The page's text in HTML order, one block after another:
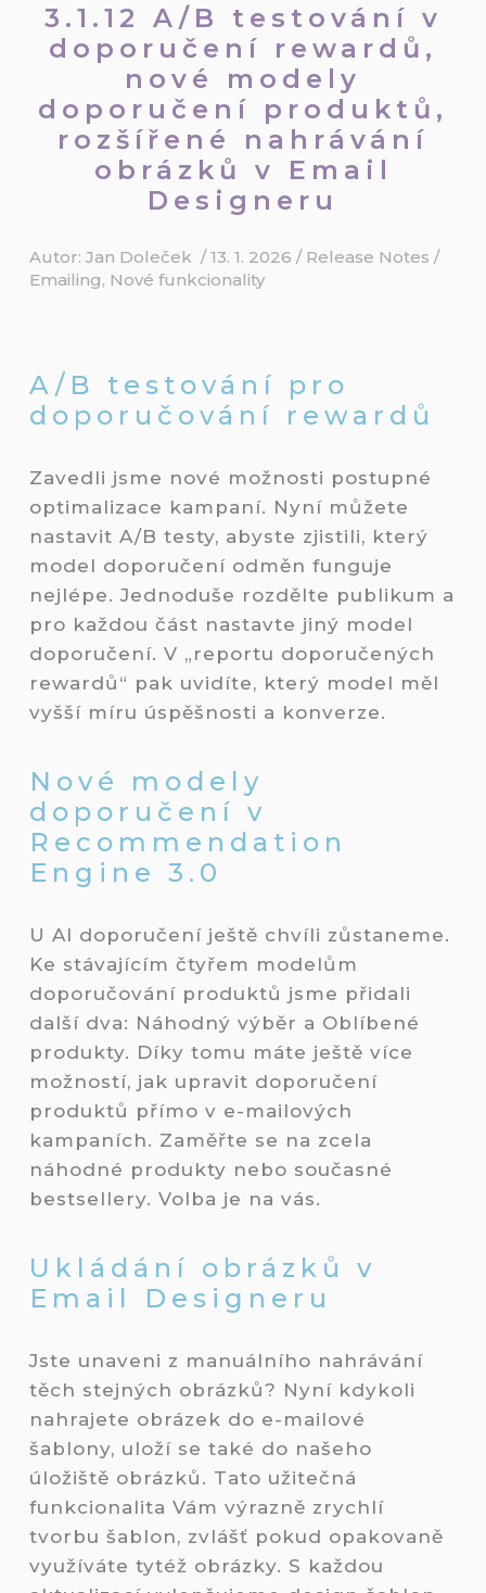
3.1.12 A/B testování v
doporučení rewardů,
nové modely
doporučení produktů,
rozšířené nahrávání
obrázků v Email
Designeru
Autor: Jan Doleček /13. 1. 2026 / Release Notes /
Emailing, Nové funkcionality
A/B testování pro
doporučování rewardů
Zavedli jsme nové možnosti postupné
optimalizace kampaní. Nyní můžete
nastavit A/B testy, abyste zjistili, který
model doporučení odměn funguje
nejlépe. Jednoduše rozdělte publikum a
pro každou část nastavte jiný model
doporučení. V „reportu doporučených
rewardů“ pak uvidíte, který model měl
vyšší míru úspěšnosti a konverze.
Nové modely
doporučení v
Recommendation
Engine 3.0
U AI doporučení ještě chvíli zůstaneme.
Ke stávajícím čtyřem modelům
doporučování produktů jsme přidali
další dva: Náhodný výběr a Oblíbené
produkty. Díky tomu máte ještě více
možností, jak upravit doporučení
produktů přímo v e-mailových
kampaních. Zaměřte se na zcela
náhodné produkty nebo současné
bestsellery. Volba je na vás.
Ukládání obrázků v
Email Designeru
Jste unaveni z manuálního nahrávání
těch stejných obrázků? Nyní kdykoli
nahrajete obrázek do e-mailové
šablony, uloží se také do našeho
úložiště obrázků. Tato užitečná
funkcionalita Vám výrazně zrychlí
tvorbu šablon, zvlášť pokud opakovaně
využíváte tytéž obrázky. S každou